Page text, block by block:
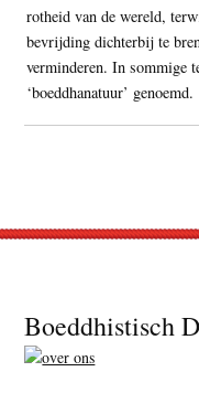
rotheid van de wereld,
bevrijding dichterbij te
verminderen. In sommige
‘boeddhanatuur’ genoemd.
Footer
Boeddhistisch